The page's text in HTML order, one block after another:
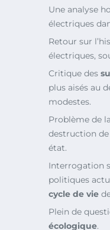
Une analyse
électriques
Retour sur
électriques,
Critique des
plus aisés au
modestes.
Problème de
destruction
état.
Interrogation
politiques
cycle de vie
Plein de
écologique.